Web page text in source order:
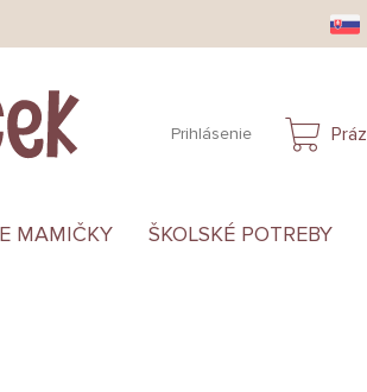
Prihlásenie
MAMIČKY ŠKOLSKÉ POTREBY